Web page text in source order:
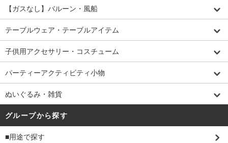
【ガスなし】バルーン・風船
テーブルウェア・テーブルアイテム
子供用アクセサリー・コスチューム
パーティーアクティビティ小物
ぬいぐるみ・雑貨
グループから探す
■用途で探す